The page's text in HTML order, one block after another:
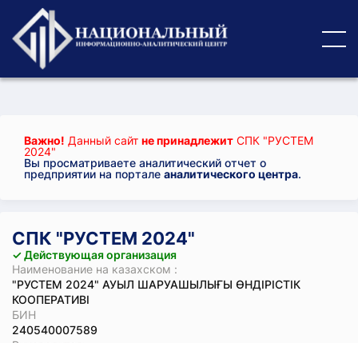
Важно! Данный сайт не принадлежит СПК "РУСТЕМ
2024"
Вы просматриваете аналитический отчет о
предприятии на портале аналитического центра.
СПК "РУСТЕМ 2024"
✓ Действующая организация
Наименование на казахском :
"РУСТЕМ 2024" АУЫЛ ШАРУАШЫЛЫҒЫ ӨНДІРІСТІК
КООПЕРАТИВІ
БИН
240540007589